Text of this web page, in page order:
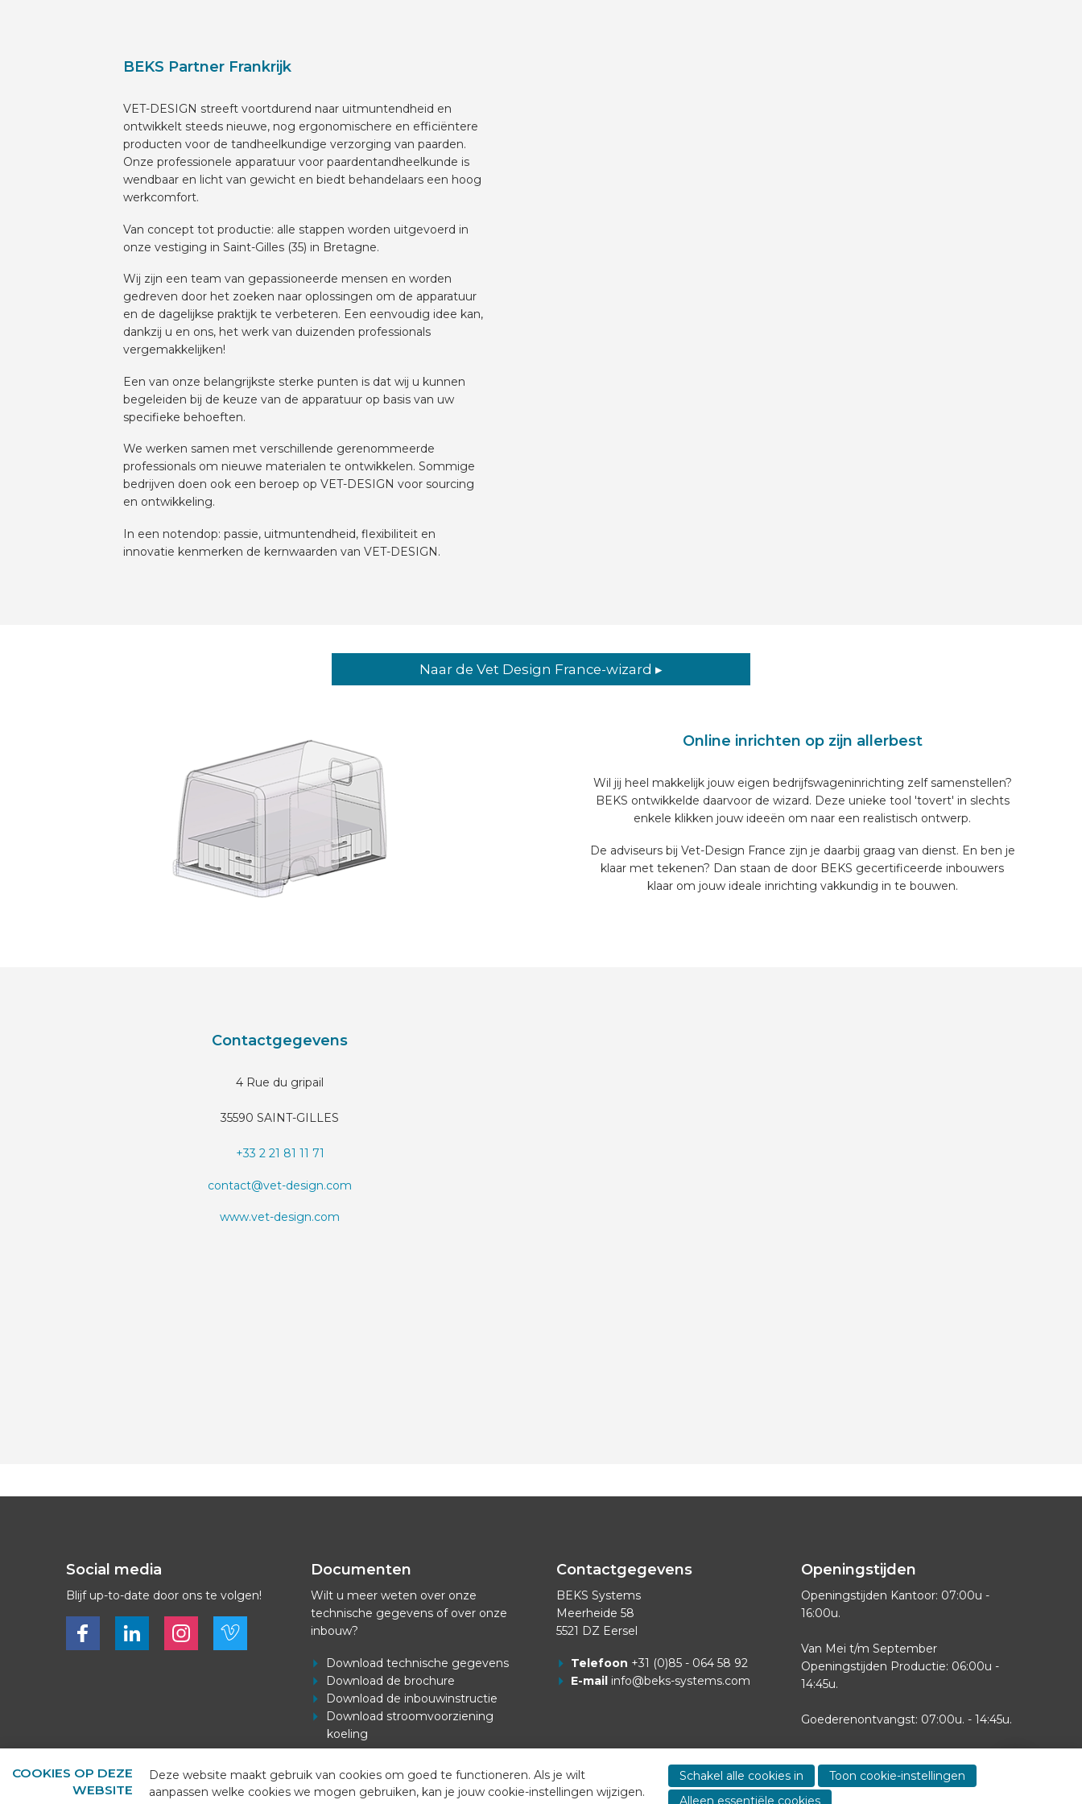
BEKS Partner Frankrijk
VET-DESIGN streeft voortdurend naar uitmuntendheid en
ontwikkelt steeds nieuwe, nog ergonomischere en efficiëntere
producten voor de tandheelkundige verzorging van paarden.
Onze professionele apparatuur voor paardentandheelkunde is
wendbaar en licht van gewicht en biedt behandelaars een hoog
werkcomfort.
​Van concept tot productie: alle stappen worden uitgevoerd in
onze vestiging in Saint-Gilles (35) in Bretagne.
Wij zijn een team van gepassioneerde mensen en worden
gedreven door het zoeken naar oplossingen om de apparatuur
en de dagelijkse praktijk te verbeteren. Een eenvoudig idee kan,
dankzij u en ons, het werk van duizenden professionals
vergemakkelijken!
Een van onze belangrijkste sterke punten is dat wij u kunnen
begeleiden bij de keuze van de apparatuur op basis van uw
specifieke behoeften.
​We werken samen met verschillende gerenommeerde
professionals om nieuwe materialen te ontwikkelen. Sommige
bedrijven doen ook een beroep op VET-DESIGN voor sourcing
en ontwikkeling.
​In een notendop: passie, uitmuntendheid, flexibiliteit en
innovatie kenmerken de kernwaarden van VET-DESIGN.
Naar de Vet Design France-wizard ▸
Online inrichten op zijn allerbest
Wil jij heel makkelijk jouw eigen bedrijfswageninrichting zelf samenstellen?
BEKS ontwikkelde daarvoor de wizard. Deze unieke tool 'tovert' in slechts
enkele klikken jouw ideeën om naar een realistisch ontwerp.
De adviseurs bij Vet-Design France zijn je daarbij graag van dienst. En ben je
klaar met tekenen? Dan staan de door BEKS gecertificeerde inbouwers
klaar om jouw ideale inrichting vakkundig in te bouwen.
Contactgegevens
4 Rue du gripail
35590 SAINT-GILLES
+33 2 21 81 11 71
contact@vet-design.com
www.vet-design.com
Social media
Blijf up-to-date door ons te volgen!
Bekijk ons op FacebookBekijk ons op LinkedInBekijk ons op LinkedInBekijk ons op Vimeo
Documenten
Wilt u meer weten over onze
technische gegevens of over onze
inbouw?
Download technische gegevens
Download de brochure
Download de inbouwinstructie
Download stroomvoorziening
koeling
Contactgegevens
BEKS Systems
Meerheide 58
5521 DZ Eersel
Telefoon +31 (0)85 - 064 58 92
E-mail info@beks-systems.com
Openingstijden
Openingstijden Kantoor: 07:00u -
16:00u.
Van Mei t/m September
Openingstijden Productie: 06:00u -
14:45u.
Goederenontvangst: 07:00u. - 14:45u.
COOKIES OP DEZE
WEBSITE
Deze website maakt gebruik van cookies om goed te functioneren. Als je wilt
aanpassen welke cookies we mogen gebruiken, kan je jouw cookie-instellingen wijzigen.
Schakel alle cookies in
Toon cookie-instellingen
Alleen essentiële cookies